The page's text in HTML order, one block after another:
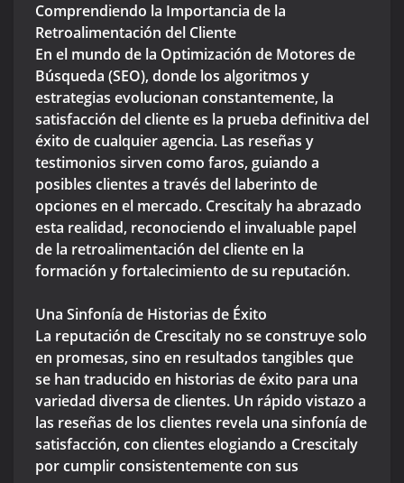
Comprendiendo la Importancia de la
Retroalimentación del Cliente
En el mundo de la Optimización de Motores de
Búsqueda (SEO), donde los algoritmos y
estrategias evolucionan constantemente, la
satisfacción del cliente es la prueba definitiva del
éxito de cualquier agencia. Las reseñas y
testimonios sirven como faros, guiando a
posibles clientes a través del laberinto de
opciones en el mercado. Crescitaly ha abrazado
esta realidad, reconociendo el invaluable papel
de la retroalimentación del cliente en la
formación y fortalecimiento de su reputación.
Una Sinfonía de Historias de Éxito
La reputación de Crescitaly no se construye solo
en promesas, sino en resultados tangibles que
se han traducido en historias de éxito para una
variedad diversa de clientes. Un rápido vistazo a
las reseñas de los clientes revela una sinfonía de
satisfacción, con clientes elogiando a Crescitaly
por cumplir consistentemente con sus